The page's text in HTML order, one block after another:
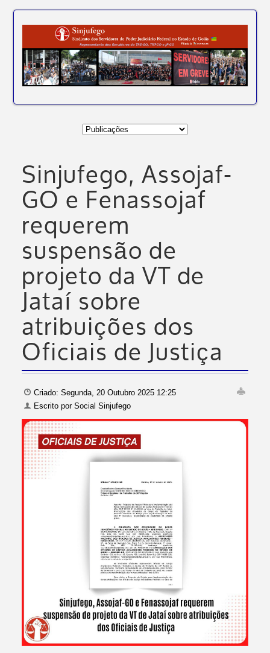
Sinjufego, Assojaf-
GO e Fenassojaf
requerem
suspensão de
projeto da VT de
Jataí sobre
atribuições dos
Oficiais de Justiça
Criado: Segunda, 20 Outubro 2025 12:25
Escrito porSocial Sinjufego